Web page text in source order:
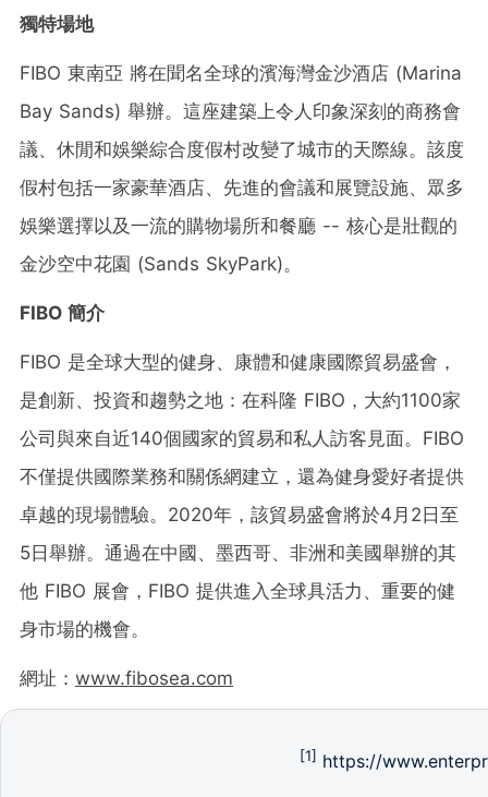
獨特場地
FIBO 東南亞 將在聞名全球的濱海灣金沙酒店 (Marina
Bay Sands) 舉辦。這座建築上令人印象深刻的商務會
議、休閒和娛樂綜合度假村改變了城市的天際線。該度
假村包括一家豪華酒店、先進的會議和展覽設施、眾多
娛樂選擇以及一流的購物場所和餐廳 -- 核心是壯觀的
金沙空中花園 (Sands SkyPark)。
FIBO 簡介
FIBO 是全球大型的健身、康體和健康國際貿易盛會，
是創新、投資和趨勢之地：在科隆 FIBO，大約1100家
公司與來自近140個國家的貿易和私人訪客見面。FIBO
不僅提供國際業務和關係網建立，還為健身愛好者提供
卓越的現場體驗。2020年，該貿易盛會將於4月2日至
5日舉辦。通過在中國、墨西哥、非洲和美國舉辦的其
他 FIBO 展會，FIBO 提供進入全球具活力、重要的健
身市場的機會。
網址： www.fibosea.com
[1] https://